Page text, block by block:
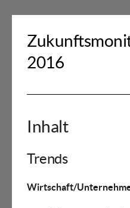
2016
Inhalt
Trends
Wirtschaft/